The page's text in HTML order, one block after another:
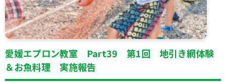
愛媛エプロン教室 Part39 第1回 地引き網体験
＆お魚料理 実施報告